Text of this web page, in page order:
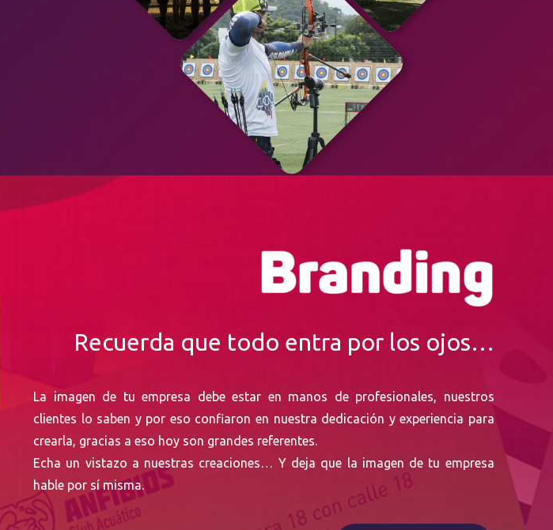
Recuerda que todo entra por los ojos…
La imagen de tu empresa debe estar en manos de profesionales, nuestros
clientes lo saben y por eso confiaron en nuestra dedicación y experiencia para
crearla, gracias a eso hoy son grandes referentes.
Echa un vistazo a nuestras creaciones… Y deja que la imagen de tu empresa
hable por sí misma.